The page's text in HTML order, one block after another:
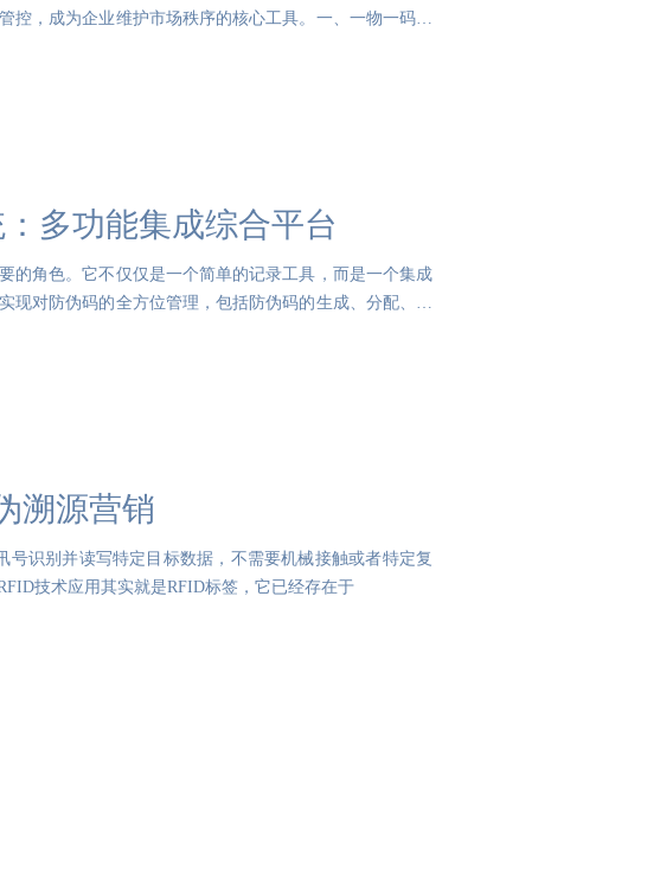
控，成为企业维护市场秩序的核心工具。一、一物一码技
多功能集成综合平台
的角色。它不仅仅是一个简单的记录工具，而是一个集成
现对防伪码的全方位管理，包括防伪码的生成、分配、使
溯源营销
识别并读写特定目标数据，不需要机械接触或者特定复
技术应用其实就是RFID标签，它已经存在于